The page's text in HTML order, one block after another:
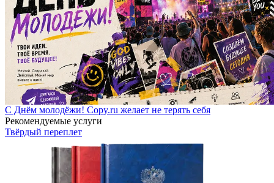
С Днём молодёжи! Copy.ru желает не терять себя
Рекомендуемые услуги
Твёрдый переплет